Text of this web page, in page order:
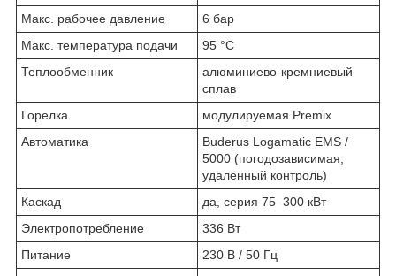
Макс. рабочее давление
6 бар
Макс. температура подачи
95 °C
Теплообменник
алюминиево-кремниевый
сплав
Горелка
модулируемая Premix
Автоматика
Buderus Logamatic EMS /
5000 (погодозависимая,
удалённый контроль)
Каскад
да, серия 75–300 кВт
Электропотребление
336 Вт
Питание
230 В / 50 Гц